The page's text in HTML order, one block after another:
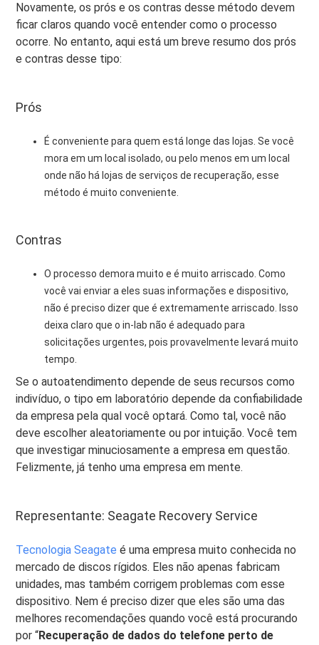
Novamente, os prós e os contras desse método devem
ficar claros quando você entender como o processo
ocorre. No entanto, aqui está um breve resumo dos prós
e contras desse tipo:
Prós
É conveniente para quem está longe das lojas. Se você
mora em um local isolado, ou pelo menos em um local
onde não há lojas de serviços de recuperação, esse
método é muito conveniente.
Contras
O processo demora muito e é muito arriscado. Como
você vai enviar a eles suas informações e dispositivo,
não é preciso dizer que é extremamente arriscado. Isso
deixa claro que o in-lab não é adequado para
solicitações urgentes, pois provavelmente levará muito
tempo.
Se o autoatendimento depende de seus recursos como
indivíduo, o tipo em laboratório depende da confiabilidade
da empresa pela qual você optará. Como tal, você não
deve escolher aleatoriamente ou por intuição. Você tem
que investigar minuciosamente a empresa em questão.
Felizmente, já tenho uma empresa em mente.
Representante: Seagate Recovery Service
Tecnologia Seagate é uma empresa muito conhecida no
mercado de discos rígidos. Eles não apenas fabricam
unidades, mas também corrigem problemas com esse
dispositivo. Nem é preciso dizer que eles são uma das
melhores recomendações quando você está procurando
por “Recuperação de dados do telefone perto de